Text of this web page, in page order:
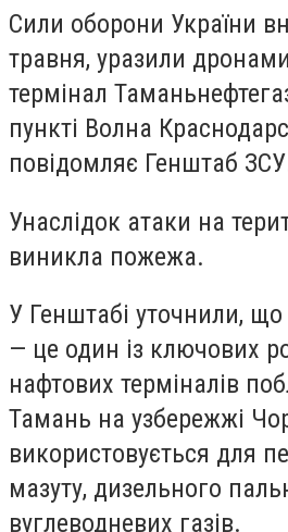
Сили оборони України
травня, уразили
термінал
пункті Волна
повідомляє Генштаб
Унаслідок атаки на
виникла пожежа.
У Генштабі уточнили,
— це один із ключових
нафтових терміналів
Тамань на узбережжі
використовується для
мазуту, дизельного
вуглеводневих газів.